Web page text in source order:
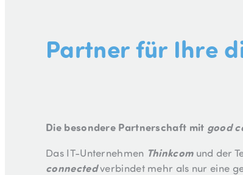
Partner für Ihre
Die besondere Partnerschaft mit good
Das IT-Unternehmen Thinkcomund der
connectedverbindet mehr als nur eine